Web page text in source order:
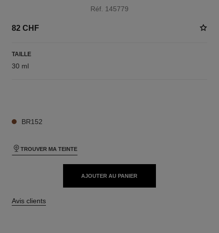
Réf. 145779
82 CHF
TAILLE
30 ml
BR152
TROUVER MA TEINTE
AJOUTER AU PANIER
Avis clients